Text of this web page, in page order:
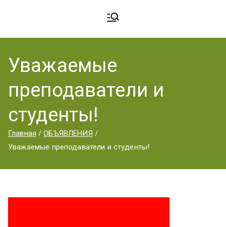
Ардато
ый
Техник
техникум».
Уважаемые
преподаватели и
студенты!
Главная
ОБЪЯВЛЕНИЯ
Уважаемые преподаватели и студенты!